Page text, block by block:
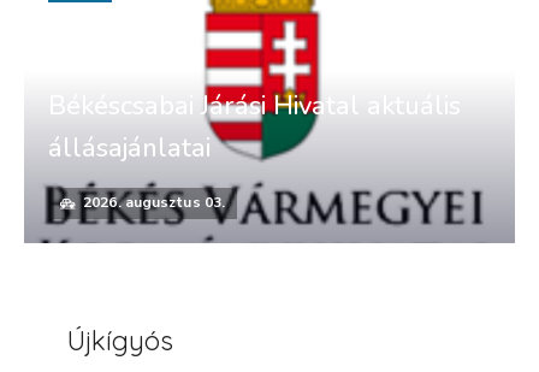
Békéscsabai Járási Hivatal aktuális
állásajánlatai
2026. augusztus 03.
Újkígyós